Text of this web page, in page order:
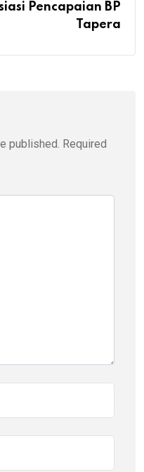
Pencapaian BP
Tapera
published. Required